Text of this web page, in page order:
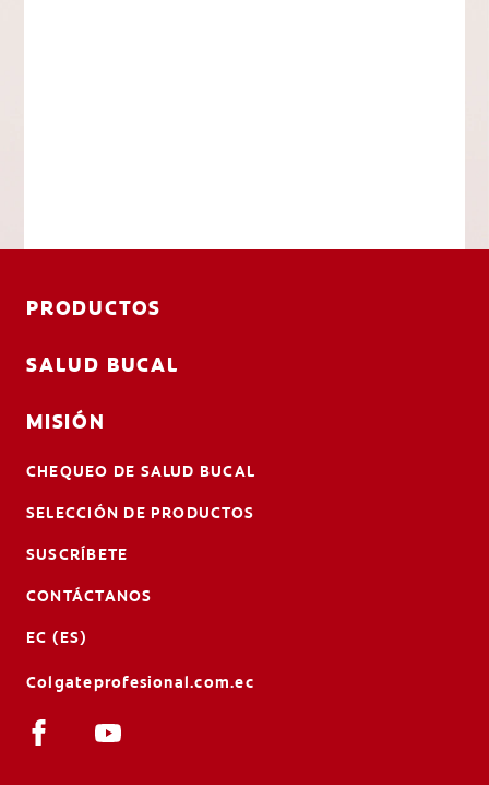
PRODUCTOS
SALUD BUCAL
MISIÓN
CHEQUEO DE SALUD BUCAL
SELECCIÓN DE PRODUCTOS
SUSCRÍBETE
CONTÁCTANOS
EC (ES)
Colgateprofesional.com.ec